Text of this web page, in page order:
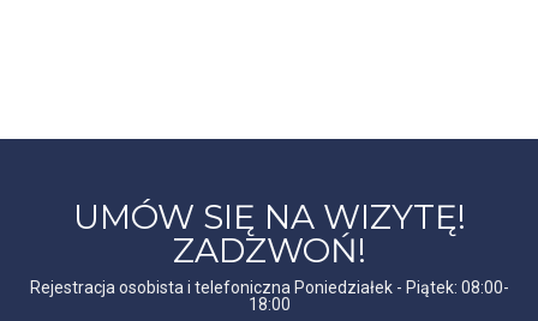
UMÓW SIĘ NA WIZYTĘ!
ZADZWOŃ!
Rejestracja osobista i telefoniczna Poniedziałek - Piątek: 08:00-
18:00